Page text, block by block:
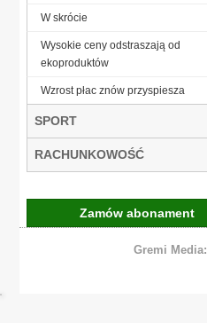
W skrócie
Wysokie ceny odstraszają od
ekoproduktów
Wzrost płac znów przyspiesza
SPORT
RACHUNKOWOŚĆ
Zamów abonament
Gremi Media: